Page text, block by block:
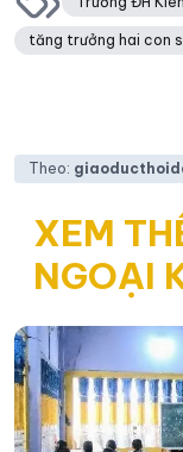
tăng trưởng hai con
Theo:
XEM
NGOẠI